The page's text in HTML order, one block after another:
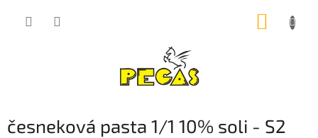
česneková pasta 1/1 10% soli - S2